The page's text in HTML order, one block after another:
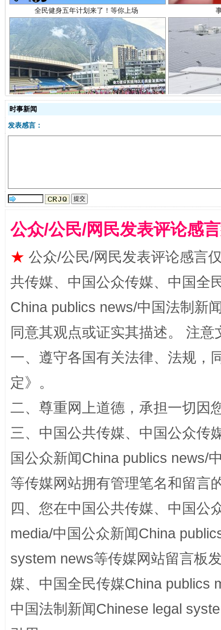
阿坝州三大球赛在茂县开幕 规模
国家大学科技园优化重塑工作
扯下公款旅游的“隐身衣”
完善运行机制助力责任有效落实 一纸欠
时事新闻
发表感言：
公众/公民/网民发表评论感
★ 公众/公民/网民发表评论感言
共传媒、中国公众传媒、中国全
China publics news/中国法制新
同意其观点或证实其描述。 注
一、遵守各国有关法律、法规，
定》。
二、尊重网上道德，承担一切因
三、中国公共传媒、中国公众传
国公众新闻China publics news/
等传媒网站拥有管理笔名和留言
四、您在中国公共传媒、中国公
media/中国公众新闻China
system news等传媒网站留言板
媒、中国全民传媒China publics
中国法制新闻Chinese legal